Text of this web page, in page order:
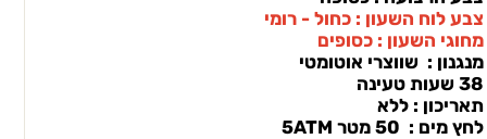
צבע לוח השעון : כחול - רומי
מחוגי השעון : כסופים
מנגנון : שווצרי אוטומטי
38 שעות טעינה
תאריכון : ללא
לחץ מים : 50 מטר 5ATM